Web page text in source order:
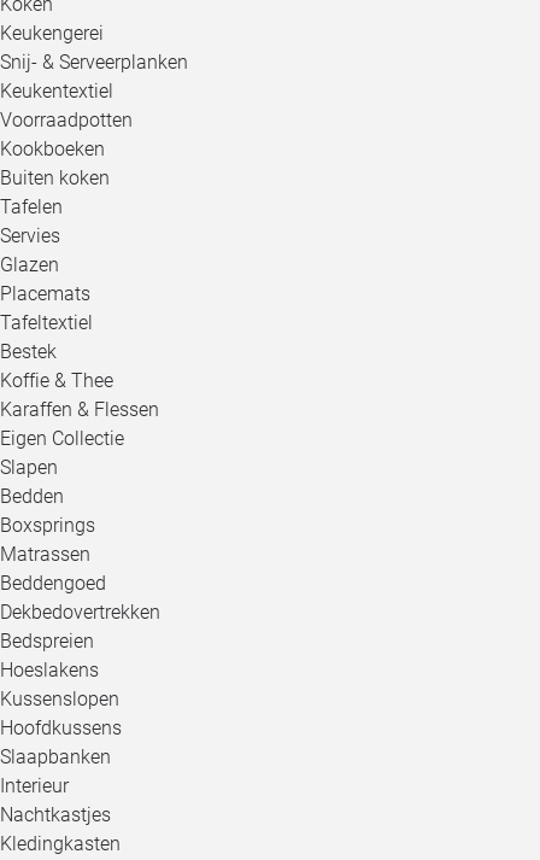
Keukengerei
Snij- & Serveerplanken
Keukentextiel
Voorraadpotten
Kookboeken
Buiten koken
Tafelen
Servies
Glazen
Placemats
Tafeltextiel
Bestek
Koffie & Thee
Karaffen & Flessen
Eigen Collectie
Slapen
Bedden
Boxsprings
Matrassen
Beddengoed
Dekbedovertrekken
Bedspreien
Hoeslakens
Kussenslopen
Hoofdkussens
Slaapbanken
Interieur
Nachtkastjes
Kledingkasten